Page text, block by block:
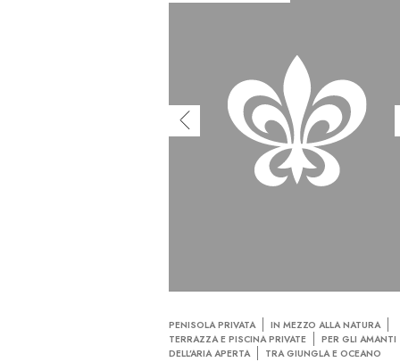
PENISOLA PRIVATA
IN MEZZO ALLA NATURA
TERRAZZA E PISCINA PRIVATE
PER GLI AMANTI
DELL’ARIA APERTA
TRA GIUNGLA E OCEANO